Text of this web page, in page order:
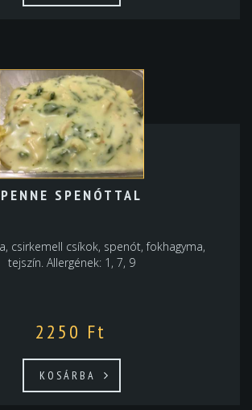
PENNE SPENÓTTAL
csirkemell csíkok, spenót, fokhagyma,
tejszín. Allergének: 1, 7, 9
2250 Ft
KOSÁRBA